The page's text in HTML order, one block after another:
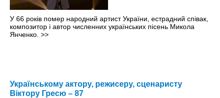
У 66 років помер народний артист України, естрадний співак,
композитор і автор численних українських пісень Микола
Янченко. >>
Українському актору, режисеру, сценаристу
Віктору Гресю – 87